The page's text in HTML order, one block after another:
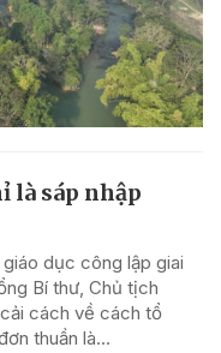
là sáp nhập
dục công lập giai
Bí thư, Chủ tịch
cách về cách tổ
thuần là...